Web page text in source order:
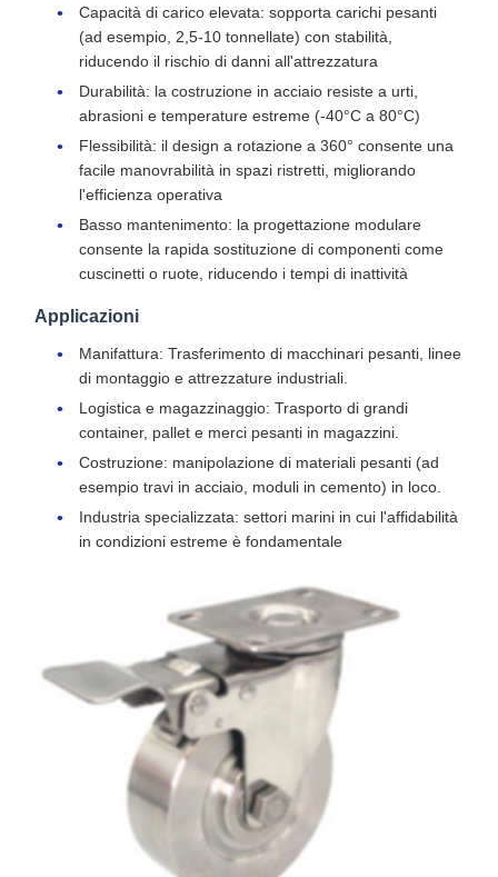
Capacità di carico elevata: sopporta carichi pesanti
(ad esempio, 2,5-10 tonnellate) con stabilità,
riducendo il rischio di danni all'attrezzatura
Durabilità: la costruzione in acciaio resiste a urti,
abrasioni e temperature estreme (-40°C a 80°C)
Flessibilità: il design a rotazione a 360° consente una
facile manovrabilità in spazi ristretti, migliorando
l'efficienza operativa
Basso mantenimento: la progettazione modulare
consente la rapida sostituzione di componenti come
cuscinetti o ruote, riducendo i tempi di inattività
Applicazioni
Manifattura: Trasferimento di macchinari pesanti, linee
di montaggio e attrezzature industriali.
Logistica e magazzinaggio: Trasporto di grandi
container, pallet e merci pesanti in magazzini.
Costruzione: manipolazione di materiali pesanti (ad
esempio travi in acciaio, moduli in cemento) in loco.
Industria specializzata: settori marini in cui l'affidabilità
in condizioni estreme è fondamentale